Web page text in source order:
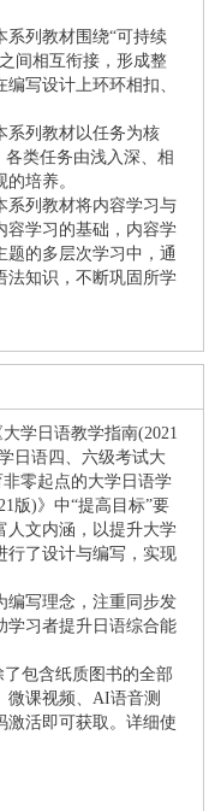
系列教材围绕“可持续
间相互衔接，形成整
写设计上环环相扣、
系列教材以任务为核
类任务由浅入深、相
培养。
系列教材将内容学习与
容学习的基础，内容学
题的多层次学习中，通
法知识，不断巩固所学
学日语教学指南(2021
日语四、六级考试大
零起点的大学日语学
版)》中“提高目标”要
人文内涵，以提升大学
行了设计与编写，实现
编写理念，注重同步发
学习者提升日语综合能
包含纸质图书的全部
微课视频、AI语音测
激活即可获取。详细使